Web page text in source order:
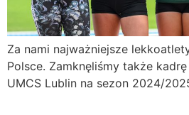
Za nami najważniejsze
Polsce. Zamknęliśmy także
UMCS Lublin na sezon 2024/